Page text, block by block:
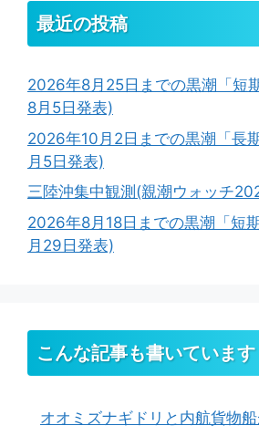
最近の投稿
2026年8月25日までの黒潮「短
8月5日発表)
2026年10月2日までの黒潮「長
月5日発表)
三陸沖集中観測(親潮ウォッチ
2026年8月18日までの黒潮「短
月29日発表)
こんな記事も書いています
オオミズナギドリと内航貨物